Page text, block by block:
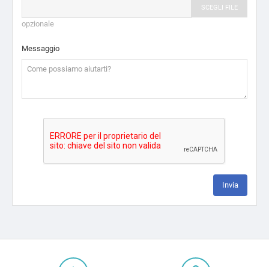
SCEGLI FILE
opzionale
Messaggio